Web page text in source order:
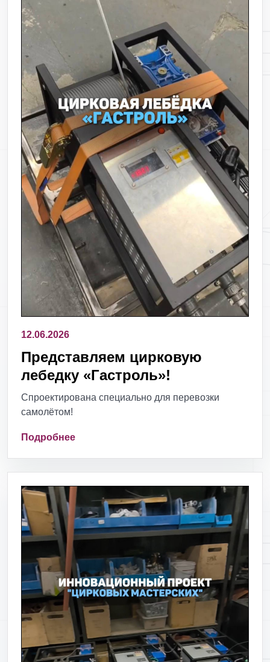
12.06.2026
Представляем цирковую
лебедку «Гастроль»!
Спроектирована специально для перевозки
самолётом!
Подробнее